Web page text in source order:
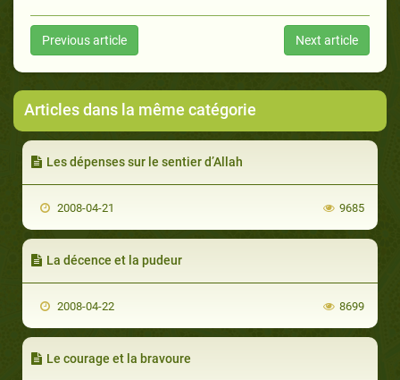
Previous article Next article
Articles dans la même catégorie
Les dépenses sur le sentier d’Allah
2008-04-21 9685
La décence et la pudeur
2008-04-22 8699
Le courage et la bravoure